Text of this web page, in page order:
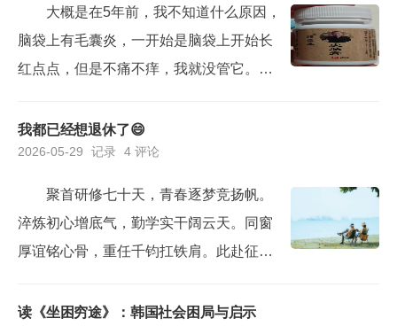
大概是在5年前，我不知道什么原因，
脑袋上有毛囊炎，一开始是脑袋上开始长
红点点，但是不痛不痒，我就没管它。后
逐步严重的趋势。为了化解它，我从21年
开始，想了很多的办法。最开始的时候，
我都已经想退休了😄
2026-05-29 记录 4 评论
聚首研修七十天，青春逐梦竞扬帆。
淬炼初心增底气，勤学实干阔云天。同窗
厚谊铭心骨，重任千钧扛铁肩。此赴征途
结束之际。之前听说要去封闭学习2个多月
读《坐困穷途》：韩国社会困局与启示